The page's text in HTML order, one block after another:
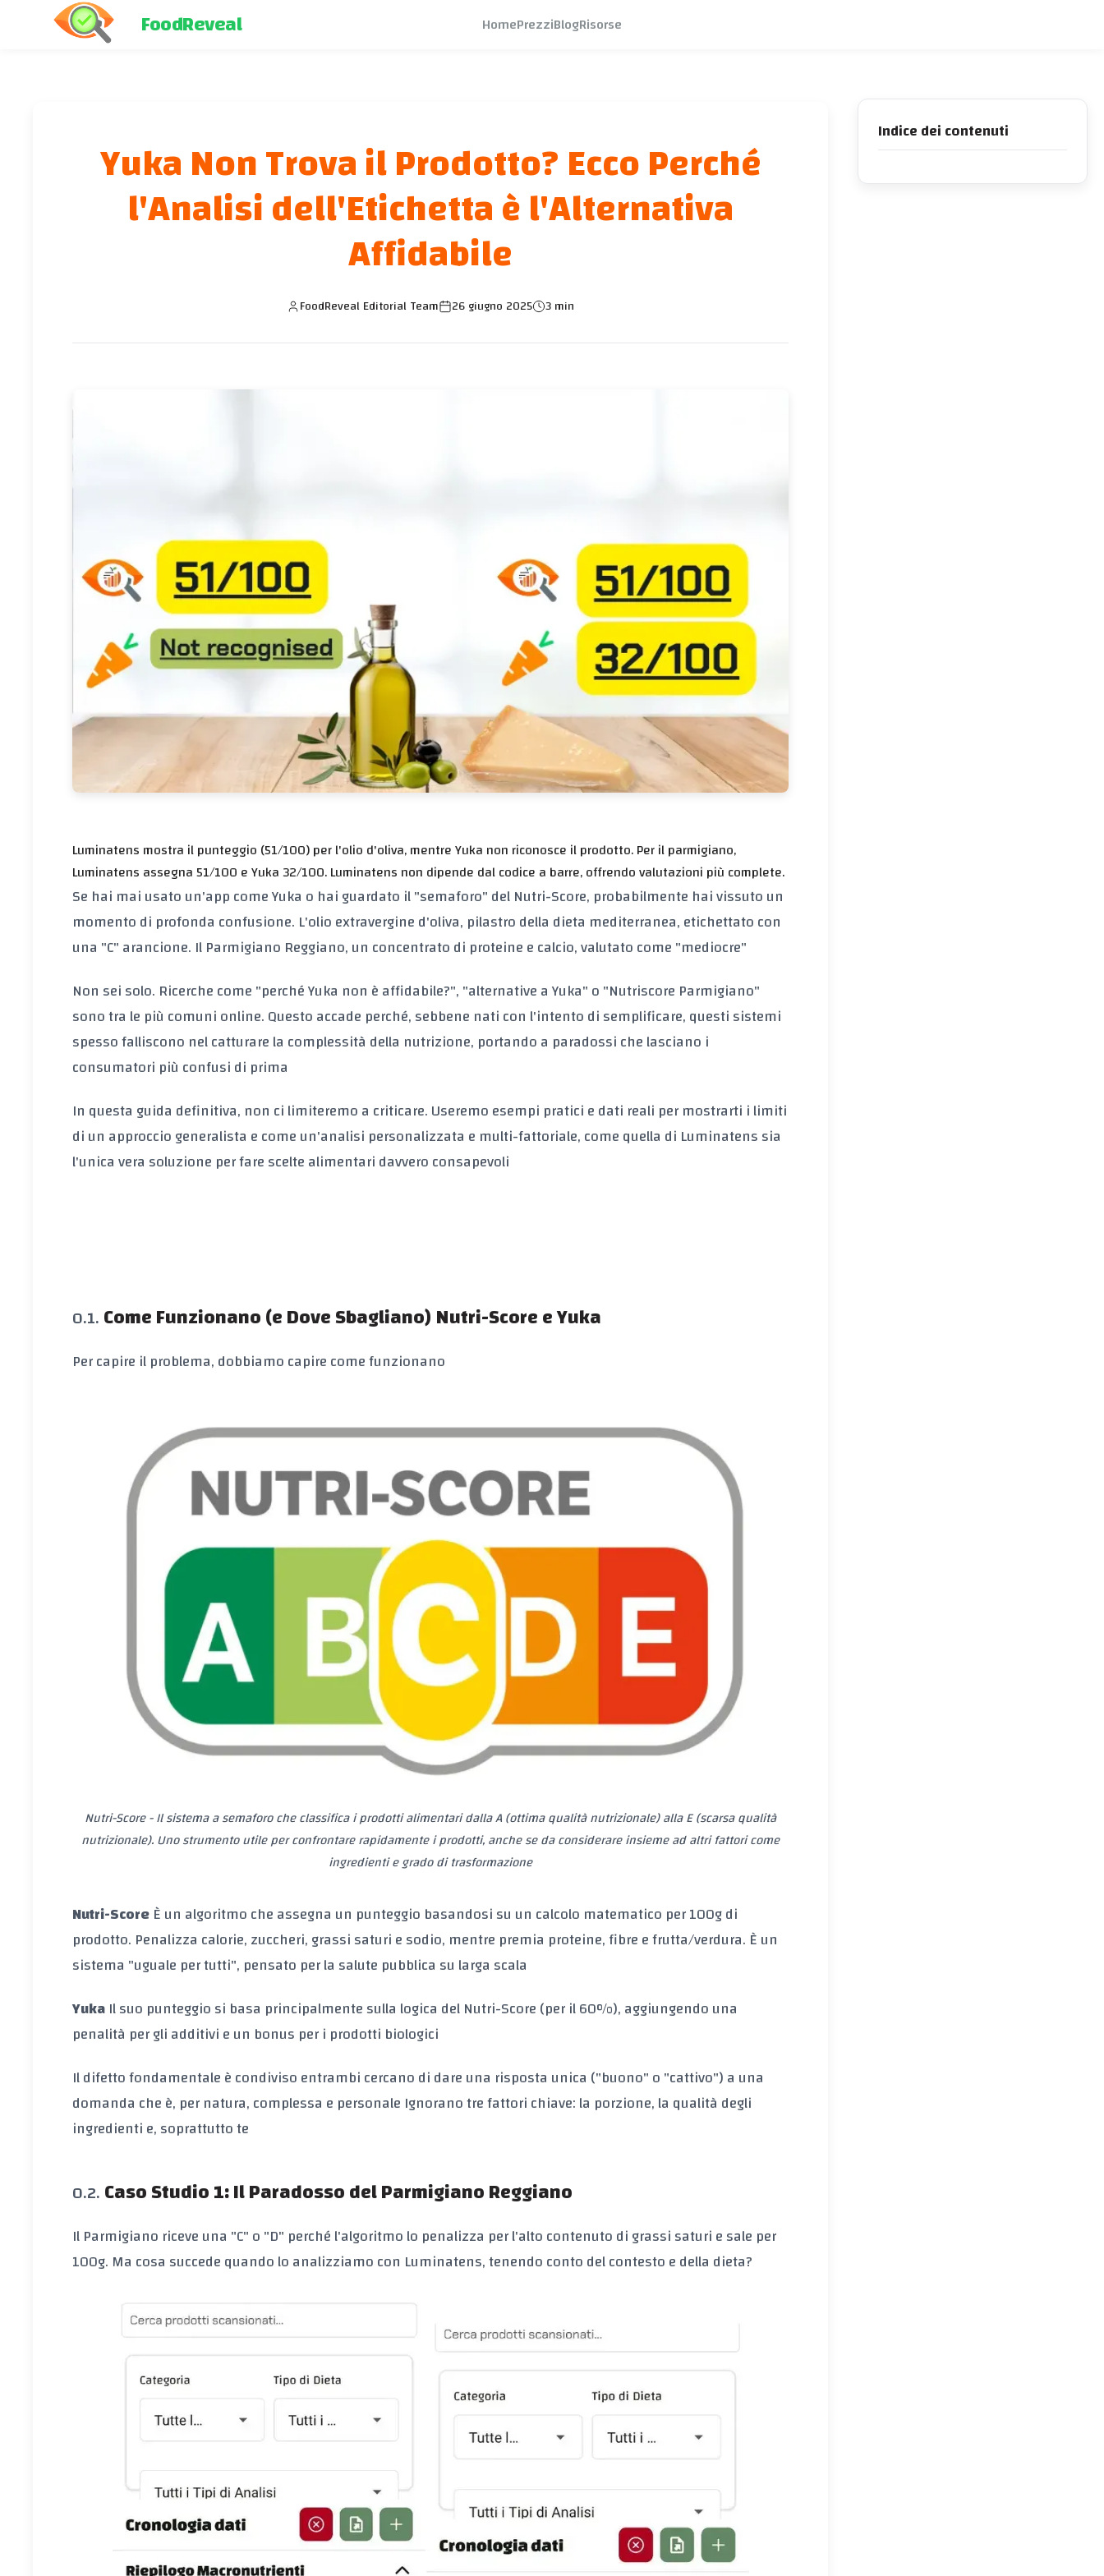
FoodReveal HomePrezziBlogRisorse
Indice dei contenuti
Yuka Non Trova il Prodotto? Ecco Perché
l'Analisi dell'Etichetta è l'Alternativa
Affidabile
FoodReveal Editorial Team 26 giugno 2025 3 min
Luminatens mostra il punteggio (51/100) per l'olio d'oliva, mentre Yuka non riconosce il prodotto. Per il parmigiano,
Luminatens assegna 51/100 e Yuka 32/100. Luminatens non dipende dal codice a barre, offrendo valutazioni più complete.
Se hai mai usato un'app come Yuka o hai guardato il "semaforo" del Nutri-Score, probabilmente hai vissuto un
momento di profonda confusione. L'olio extravergine d'oliva, pilastro della dieta mediterranea, etichettato con
una "C" arancione. Il Parmigiano Reggiano, un concentrato di proteine e calcio, valutato come "mediocre"
Non sei solo. Ricerche come "perché Yuka non è affidabile?", "alternative a Yuka" o "Nutriscore Parmigiano"
sono tra le più comuni online. Questo accade perché, sebbene nati con l'intento di semplificare, questi sistemi
spesso falliscono nel catturare la complessità della nutrizione, portando a paradossi che lasciano i
consumatori più confusi di prima
In questa guida definitiva, non ci limiteremo a criticare. Useremo esempi pratici e dati reali per mostrarti i limiti
di un approccio generalista e come un'analisi personalizzata e multi-fattoriale, come quella di Luminatenssia
l'unica vera soluzione per fare scelte alimentari davvero consapevoli
Come Funzionano (e Dove Sbagliano) Nutri-Score e Yuka
Per capire il problema, dobbiamo capire come funzionano
Nutri-Score - Il sistema a semaforo che classifica i prodotti alimentari dalla A (ottima qualità nutrizionale) alla E (scarsa qualità
nutrizionale). Uno strumento utile per confrontare rapidamente i prodotti, anche se da considerare insieme ad altri fattori come
ingredienti e grado di trasformazione
Nutri-ScoreÈ un algoritmo che assegna un punteggio basandosi su un calcolo matematico per 100g di
prodotto. Penalizza calorie, zuccheri, grassi saturi e sodio, mentre premia proteine, fibre e frutta/verdura. È un
sistema "uguale per tutti", pensato per la salute pubblica su larga scala
YukaIl suo punteggio si basa principalmente sulla logica del Nutri-Score (per il 60%), aggiungendo una
penalità per gli additivi e un bonus per i prodotti biologici
Il difetto fondamentale è condivisoentrambi cercano di dare una risposta unica ("buono" o "cattivo") a una
domanda che è, per natura, complessa e personale Ignorano tre fattori chiave: la porzione, la qualità degli
ingredienti e, soprattuttote
Caso Studio 1: Il Paradosso del Parmigiano Reggiano
Il Parmigiano riceve una "C" o "D" perché l'algoritmo lo penalizza per l'alto contenuto di grassi saturi e sale per
100g. Ma cosa succede quando lo analizziamo con Luminatens, tenendo conto del contesto e della dieta?